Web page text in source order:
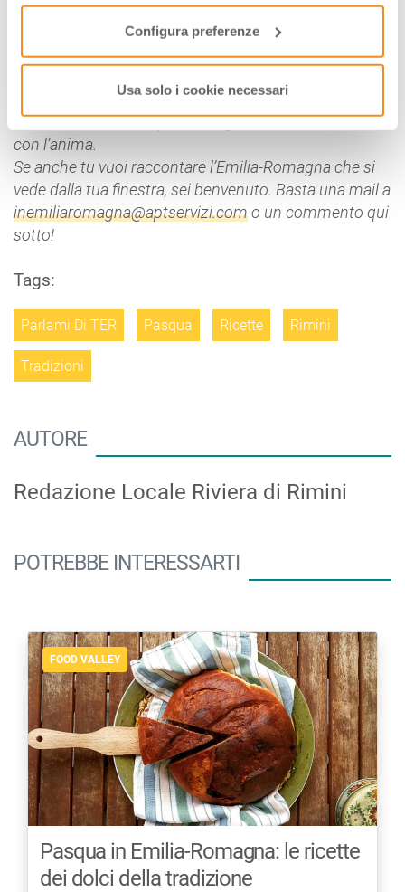
Configura preferenze
Usa solo i cookie necessari
Parlami di tER è una serie di racconti dall’Emilia-
da persone che son natie, vivono o semplicemente si
sono innamorate di questa singolare, bellissima, terra
con l’anima.
Se anche tu vuoi raccontare l’Emilia-Romagna che si
vede dalla tua finestra, sei benvenuto. Basta una mail a
inemiliaromagna@aptservizi.como un commento qui
sotto!
Tags:
Parlami Di TER Pasqua Ricette Rimini
Tradizioni
AUTORE
Redazione Locale Riviera di Rimini
POTREBBE INTERESSARTI
FOOD VALLEY
Pasqua in Emilia-Romagna: le ricette
dei dolci della tradizione